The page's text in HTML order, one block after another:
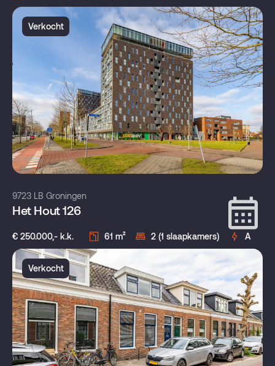
Verkocht
9723 LB Groningen
Het Hout 126
€ 250.000,- k.k. 61 m² 2 (1 slaapkamers) A
Verkocht